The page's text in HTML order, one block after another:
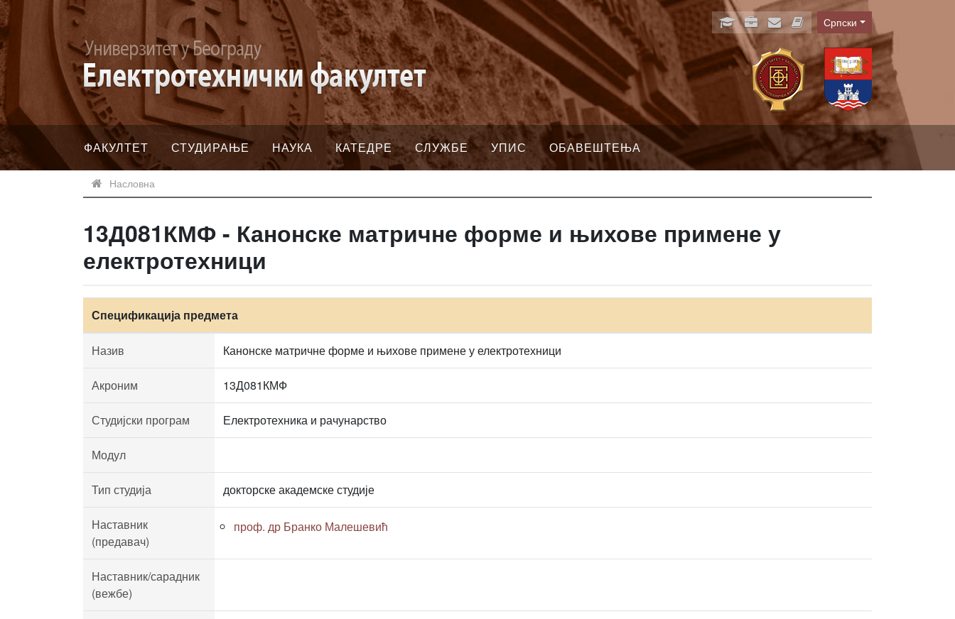
Language
Српски
ФАКУЛТЕТ СТУДИРАЊЕ НАУКА КАТЕДРЕ СЛУЖБЕ УПИС ОБАВЕШТЕЊА
Насловна
13Д081КМФ - Канонске матричне форме и њихове примене у
електротехници
Спецификација предмета
Назив Канонске матричне форме и њихове примене у електротехници
Акроним 13Д081КМФ
Студијски програм Електротехника и рачунарство
Модул
Тип студија докторске академске студије
Наставник
(предавач)
проф. др Бранко Малешевић
Наставник/сарадник
(вежбе)